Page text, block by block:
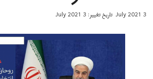
3 July 2021 تاریخ تغییر: 3 July 2021